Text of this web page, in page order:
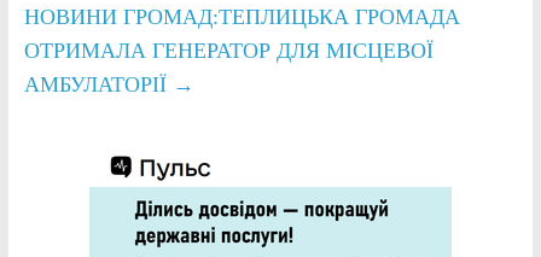
НОВИНИ ГРОМАД:ТЕПЛИЦЬКА ГРОМАДА
ОТРИМАЛА ГЕНЕРАТОР ДЛЯ МІСЦЕВОЇ
АМБУЛАТОРІЇ →